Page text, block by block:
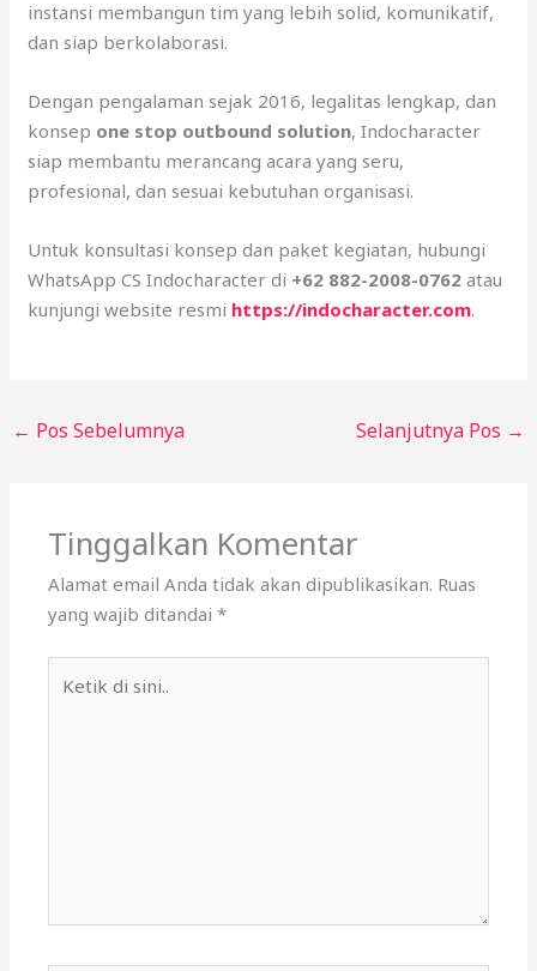
instansi membangun tim yang lebih solid, komunikatif,
dan siap berkolaborasi.
Dengan pengalaman sejak 2016, legalitas lengkap, dan
konsep one stop outbound solution, Indocharacter
siap membantu merancang acara yang seru,
profesional, dan sesuai kebutuhan organisasi.
Untuk konsultasi konsep dan paket kegiatan, hubungi
WhatsApp CS Indocharacter di +62 882-2008-0762 atau
kunjungi website resmi https://indocharacter.com.
← Pos Sebelumnya Selanjutnya Pos →
Tinggalkan Komentar
Alamat email Anda tidak akan dipublikasikan. Ruas
yang wajib ditandai*